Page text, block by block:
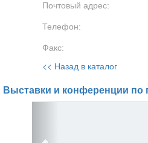
Почтовый адрес:
Телефон:
Факс:
<< Назад в каталог
Выставки и конференции по